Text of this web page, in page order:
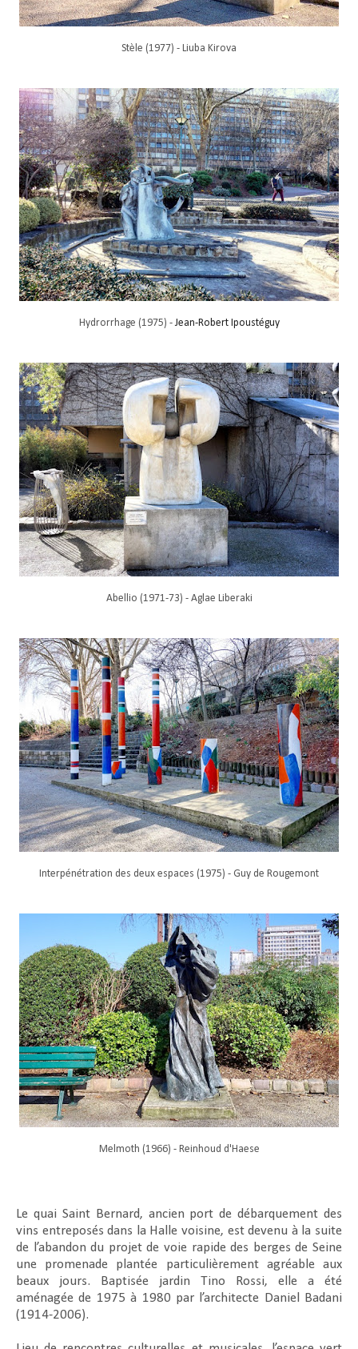
Stèle (1977) - Liuba Kirova
Hydrorrhage (1975) -Jean-Robert Ipoustéguy
Abellio (1971-73) - Aglae Liberaki
Interpénétration des deux espaces (1975) - Guy de Rougemont
Melmoth (1966) - Reinhoud d'Haese
Le quai Saint Bernard, ancien port de débarquement des
vins entreposés dans la Halle voisine, est devenu à la suite
de l’abandon du projet de voie rapide des berges de Seine
une promenade plantée particulièrement agréable aux
beaux jours. Baptisée jardin Tino Rossi, elle a été
aménagée de 1975 à 1980 par l’architecte Daniel Badani
(1914-2006).